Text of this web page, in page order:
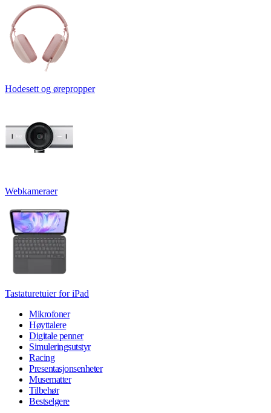
Hodesett og ørepropper
Webkameraer
Tastaturetuier for iPad
Mikrofoner
Høyttalere
Digitale penner
Simuleringsutstyr
Racing
Presentasjonsenheter
Musematter
Tilbehør
Bestselgere